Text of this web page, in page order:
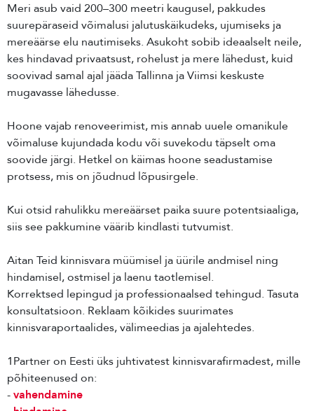
Meri asub vaid 200–300 meetri kaugusel, pakkudes
suurepäraseid võimalusi jalutuskäikudeks, ujumiseks ja
mereäärse elu nautimiseks. Asukoht sobib ideaalselt neile,
kes hindavad privaatsust, rohelust ja mere lähedust, kuid
soovivad samal ajal jääda Tallinna ja Viimsi keskuste
mugavasse lähedusse.
Hoone vajab renoveerimist, mis annab uuele omanikule
võimaluse kujundada kodu või suvekodu täpselt oma
soovide järgi. Hetkel on käimas hoone seadustamise
protsess, mis on jõudnud lõpusirgele.
Kui otsid rahulikku mereäärset paika suure potentsiaaliga,
siis see pakkumine väärib kindlasti tutvumist.
Aitan Teid kinnisvara müümisel ja üürile andmisel ning
hindamisel, ostmisel ja laenu taotlemisel.
Korrektsed lepingud ja professionaalsed tehingud. Tasuta
konsultatsioon. Reklaam kõikides suurimates
kinnisvaraportaalides, välimeedias ja ajalehtedes.
1Partner on Eesti üks juhtivatest kinnisvarafirmadest, mille
põhiteenused on:
-vahendamine